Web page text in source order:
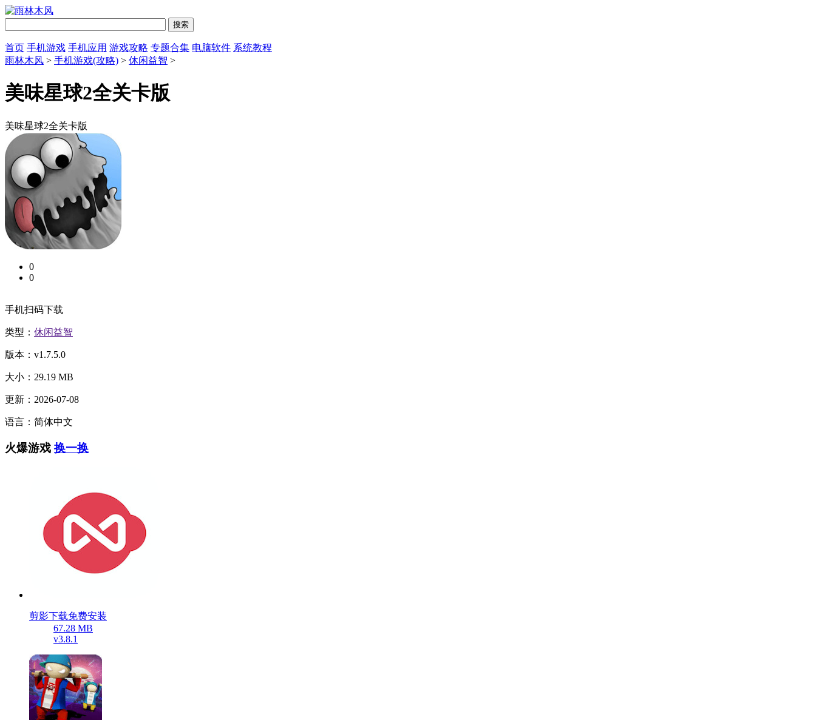
首页 手机游戏 手机应用 游戏攻略 专题合集 电脑软件 系统教程
雨林木风 > 手机游戏(攻略) > 休闲益智 >
美味星球2全关卡版
美味星球2全关卡版
0
0
手机扫码下载
类型： 休闲益智
版本：v1.7.5.0
大小：29.19 MB
更新：2026-07-08
语言：简体中文
火爆游戏 换一换
剪影下载免费安装
67.28 MB
v3.8.1